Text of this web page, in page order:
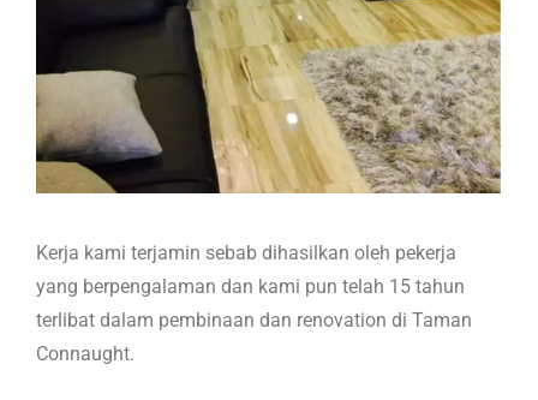
Kerja kami terjamin sebab dihasilkan oleh pekerja
yang berpengalaman dan kami pun telah 15 tahun
terlibat dalam pembinaan dan renovation di Taman
Connaught.